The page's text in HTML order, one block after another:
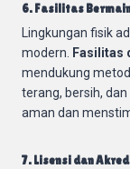
6. Fasilitas
Lingkungan fisik
modern. Fasilitas
mendukung
terang, bersih,
aman dan
7. Lisensi dan